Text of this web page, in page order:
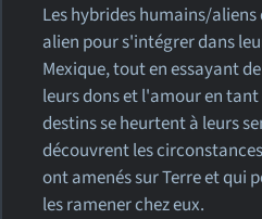
Les hybrides humains/
alien pour s'intégrer dans
Mexique, tout en essayant
leurs dons et l'amour en
destins se heurtent à leurs
découvrent les
ont amenés sur Terre et qui
les ramener chez eux.